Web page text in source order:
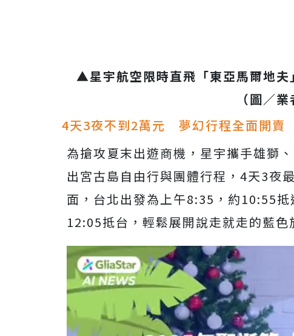
▲星宇航空限時直飛「東亞馬爾地夫
（圖／業
4天3夜不到2萬元 夢幻行程全面開賣
為搶攻夏末出遊商機，星宇攜手雄獅
出宮古島自由行與團體行程，4天3夜
面，台北出發為上午8:35，約10:55
12:05抵台，輕鬆展開說走就走的藍色